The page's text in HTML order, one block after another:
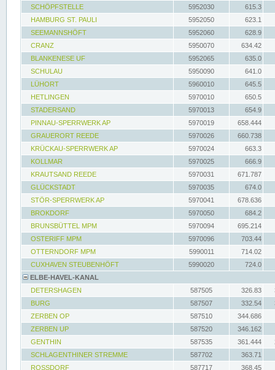
SCHÖPFSTELLE
5952030
615.3
HAMBURG ST. PAULI
5952050
623.1
SEEMANNSHÖFT
5952060
628.9
CRANZ
5950070
634.42
BLANKENESE UF
5952065
635.0
SCHULAU
5950090
641.0
LÜHORT
5960010
645.5
HETLINGEN
5970010
650.5
STADERSAND
5970013
654.9
PINNAU-SPERRWERK AP
5970019
658.444
GRAUERORT REEDE
5970026
660.738
KRÜCKAU-SPERRWERK AP
5970024
663.3
KOLLMAR
5970025
666.9
KRAUTSAND REEDE
5970031
671.787
GLÜCKSTADT
5970035
674.0
STÖR-SPERRWERK AP
5970041
678.636
BROKDORF
5970050
684.2
BRUNSBÜTTEL MPM
5970094
695.214
OSTERIFF MPM
5970096
703.44
OTTERNDORF MPM
5990011
714.02
CUXHAVEN STEUBENHÖFT
5990020
724.0
ELBE-HAVEL-KANAL
DETERSHAGEN
587505 326.83
BURG
587507 332.54
ZERBEN OP
587510
344.686
ZERBEN UP
587520
346.162
GENTHIN
587535 361.444
SCHLAGENTHINER STREMME
587702
363.71
ROSSDORF
587717 368.45